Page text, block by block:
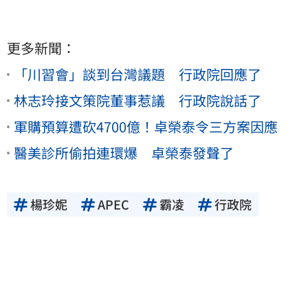
更多新聞：
「川習會」談到台灣議題 行政院回應了
林志玲接文策院董事惹議 行政院說話了
軍購預算遭砍4700億！卓榮泰令三方案因應
醫美診所偷拍連環爆 卓榮泰發聲了
楊珍妮 APEC 霸凌 行政院